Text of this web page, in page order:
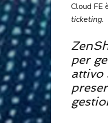
Cloud FE
ticketing.
per
attivo